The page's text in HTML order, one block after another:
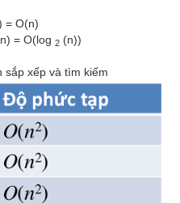
= O(n)
= O(log 2 (n))
sắp xếp và tìm kiếm